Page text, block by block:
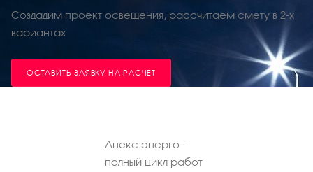
Создадим проект освещения, рассчитаем смету в 2-х
вариантах
ОСТАВИТЬ ЗАЯВКУ НА РАСЧЕТ
Апекс энерго -
полный цикл работ